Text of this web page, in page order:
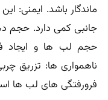
ماندگار باشد. ایمنی:
جانبی کمی دارد. حجم
حجم لب ها و ایجاد
ناهمواری ها: تزریق
فرورفتگی های لب ها